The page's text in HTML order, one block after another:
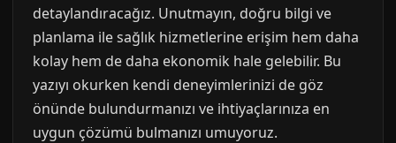
detaylandıracağız. Unutmayın, doğru bilgi ve
planlama ile sağlık hizmetlerine erişim hem daha
kolay hem de daha ekonomik hale gelebilir. Bu
yazıyı okurken kendi deneyimlerinizi de göz
önünde bulundurmanızı ve ihtiyaçlarınıza en
uygun çözümü bulmanızı umuyoruz.